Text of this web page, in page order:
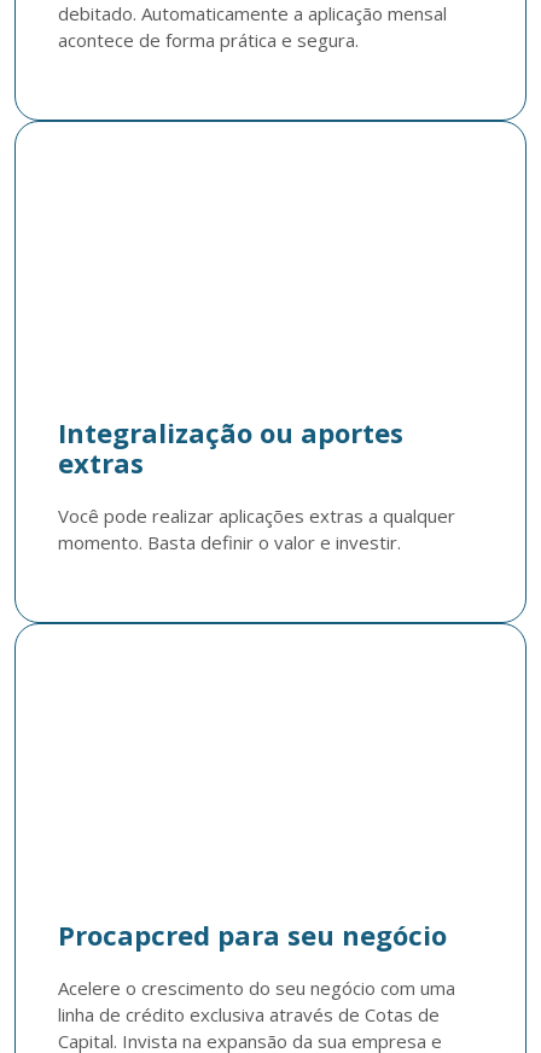
debitado. Automaticamente a aplicação mensal
acontece de forma prática e segura.
Integralização ou aportes
extras
Você pode realizar aplicações extras a qualquer
momento. Basta definir o valor e investir.
Procapcred para seu negócio
Acelere o crescimento do seu negócio com uma
linha de crédito exclusiva através de Cotas de
Capital. Invista na expansão da sua empresa e